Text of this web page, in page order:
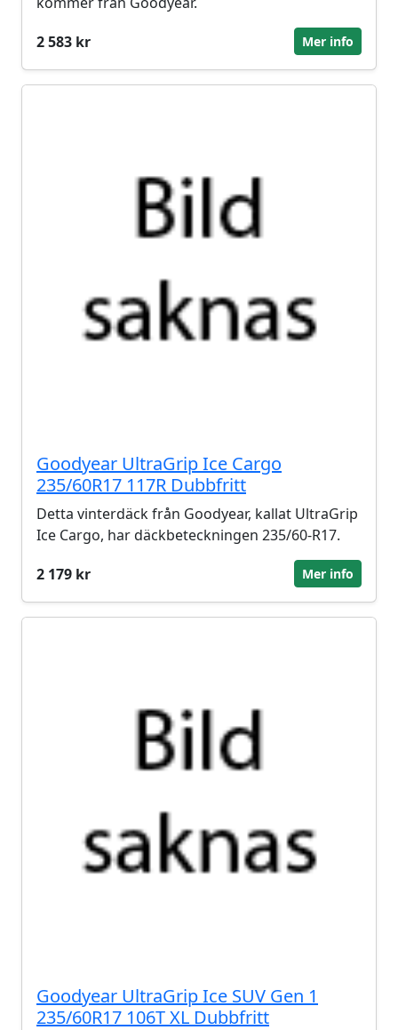
2 583 kr
Mer info
Goodyear UltraGrip Ice Cargo
235/60R17 117R Dubbfritt
Detta vinterdäck från Goodyear, kallat UltraGrip
Ice Cargo, har däckbeteckningen 235/60-R17.
2 179 kr
Mer info
Goodyear UltraGrip Ice SUV Gen 1
235/60R17 106T XL Dubbfritt